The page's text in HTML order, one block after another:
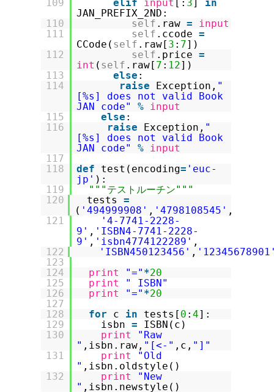
109
elif input [: 3] in
JAN_PREFIX_2ND:
110
self .raw =
input
111
self .ccode =
CCode( self .raw[ 3 : 7])
112
self .price =
int ( self .raw[ 7 : 12])
113
else :
114
raise Exception, "
[%s] does not valid Book
JAN code"
% input
115
else :
116
raise Exception, "
[%s] does not valid Book
JAN code"
% input
117
118
def test(encoding= 'euc-
jp' ):
119
"""テストルーチン"""
120
tests =
( '494999908' , '4798108545' ,
121
'4-7741-2228-
9' , 'ISBN4-7741-2228-
9' , 'isbn4774122289' ,
122
'ISBN450123456' ,
123
124
print "=" *20
125
print
" ISBN"
126
print "=" *20
127
128
for c in tests[ 0 : 4]:
129
isbn =
ISBN(c)
130
print
"Raw
" ,isbn.raw, "[<-" ,c, "]"
131
print
"Old
" ,isbn.oldstyle()
132
print
"New
" ,isbn.newstyle()